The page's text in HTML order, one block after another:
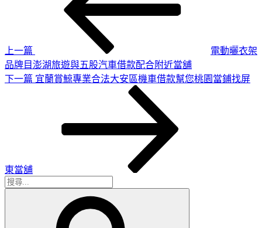
上一篇
電動曬衣架
品牌目澎湖旅遊與五股汽車借款配合附近當舖
下
下一篇 宜蘭賞鯨專業合法大安區機車借款幫您桃園當鋪找屏
東當舖
搜